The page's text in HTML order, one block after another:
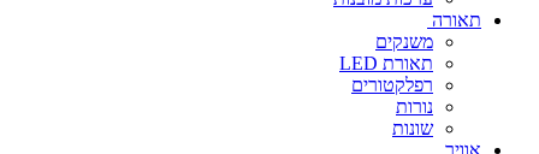
תאורה
משנקים
תאורת LED
רפלקטורים
נורות
שונות
אוויר